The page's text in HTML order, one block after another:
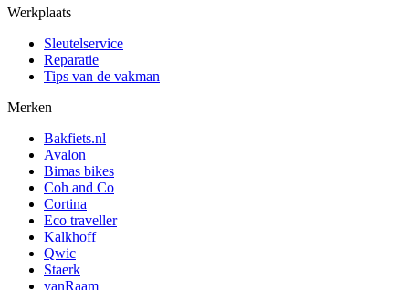
Werkplaats
Sleutelservice
Reparatie
Tips van de vakman
Merken
Bakfiets.nl
Avalon
Bimas bikes
Coh and Co
Cortina
Eco traveller
Kalkhoff
Qwic
Staerk
vanRaam